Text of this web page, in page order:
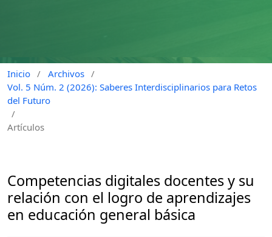
Inicio / Archivos /
Vol. 5 Núm. 2 (2026): Saberes Interdisciplinarios para Retos
del Futuro
/
Artículos
Competencias digitales docentes y su
relación con el logro de aprendizajes
en educación general básica